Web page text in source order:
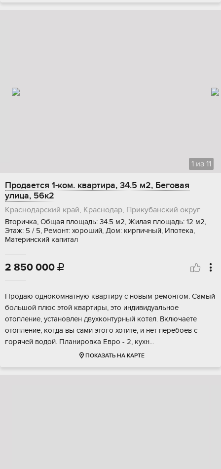
1 из 11
Продается 1-ком. квартира, 34.5 м2, Беговая
улица, 56к2
Краснодарский край, Краснодар, Прикубанский округ
Вторичка, Общая площадь: 34.5 м2, Жилая площадь: 12 м2,
Этаж: 5 / 5, Ремонт: хороший, Дом: кирпичный, Ипотека,
Материнский капитал
2 850 000 
Продаю однокомнатную квартиру с новым ремонтом. Самый
большой плюс этой квартиры, это индивидуальное
отопление, установлен двухконтурный котел. Включаете
отопление, когда вы сами этого хотите, и нет перебоев с
горячей водой. Планировка Евро - 2, кухн...
ПОКАЗАТЬ НА КАРТЕ